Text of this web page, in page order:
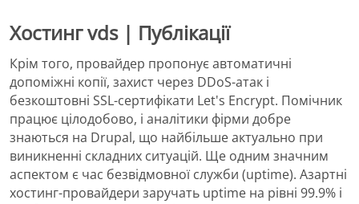
Хостинг vds | Публікації
Крім того, провайдер пропонує автоматичні
допоміжні копії, захист через DDoS-атак і
безкоштовні SSL-сертифікати Let's Encrypt. Помічник
працює цілодобово, і аналітики фірми добре
знаються на Drupal, що найбільше актуально при
виникненні складних ситуацій. Ще одним значним
аспектом є час безвідмовної служби (uptime). Азартні
хостинг-провайдери заручать uptime на рівні 99.9% і